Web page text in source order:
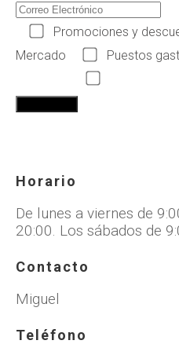
Promociones y
Mercado
Puestos
Horario
De lunes a viernes de
20:00. Los sábados de
Contacto
Miguel
Teléfono